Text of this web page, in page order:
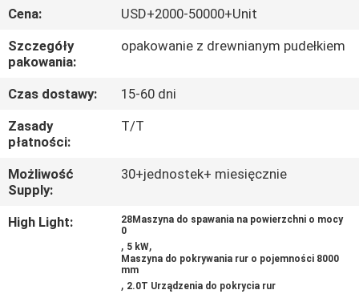
KONTROLA
JAKOŚCI
SKONTAKTUJ
SIĘ
Z
AKTUALNOŚCI
Cena:
USD+2000-50000+Unit
Szczegóły
pakowania:
opakowanie z drewnianym pudełkiem
Czas dostawy:
15-60 dni
Zasady
płatności:
T/T
Możliwość
Supply:
30+jednostek+ miesięcznie
High Light:
28Maszyna do spawania na powierzchni o mocy
0
, 5 kW,
Maszyna do pokrywania rur o pojemności 8000
mm
, 2.0T Urządzenia do pokrycia rur